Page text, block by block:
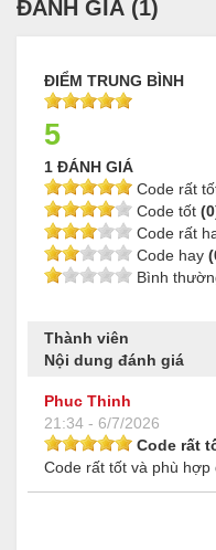
ĐÁNH GIÁ (1)
ĐIỂM TRUNG BÌNH
5
1 ĐÁNH GIÁ
Code rất
Code tốt
Code rất
Code hay
Bình
Thành viên
Nội dung đánh giá
Phuc Thinh
21:34 - 6/7/2026
Code rất
Code rất tốt và phù hợp